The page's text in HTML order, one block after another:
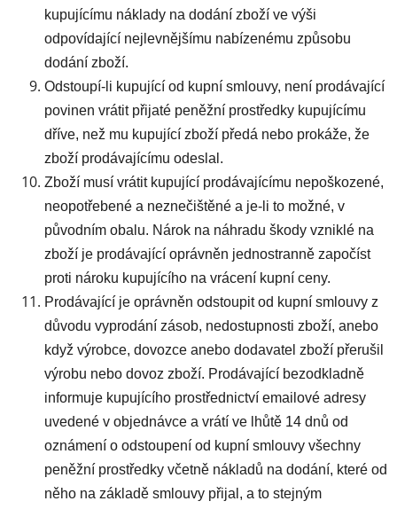
kupujícímu náklady na dodání zboží ve výši
odpovídající nejlevnějšímu nabízenému způsobu
dodání zboží.
Odstoupí-li kupující od kupní smlouvy, není prodávající
povinen vrátit přijaté peněžní prostředky kupujícímu
dříve, než mu kupující zboží předá nebo prokáže, že
zboží prodávajícímu odeslal.
Zboží musí vrátit kupující prodávajícímu nepoškozené,
neopotřebené a neznečištěné a je-li to možné, v
původním obalu. Nárok na náhradu škody vzniklé na
zboží je prodávající oprávněn jednostranně započíst
proti nároku kupujícího na vrácení kupní ceny.
Prodávající je oprávněn odstoupit od kupní smlouvy z
důvodu vyprodání zásob, nedostupnosti zboží, anebo
když výrobce, dovozce anebo dodavatel zboží přerušil
výrobu nebo dovoz zboží. Prodávající bezodkladně
informuje kupujícího prostřednictví emailové adresy
uvedené v objednávce a vrátí ve lhůtě 14 dnů od
oznámení o odstoupení od kupní smlouvy všechny
peněžní prostředky včetně nákladů na dodání, které od
něho na základě smlouvy přijal, a to stejným